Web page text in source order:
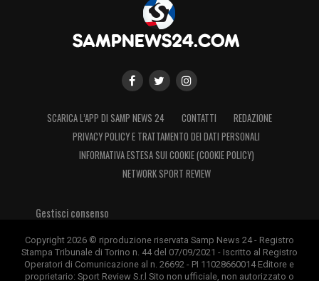
SCARICA L’APP DI SAMP NEWS 24 CONTATTI
REDAZIONE
PRIVACY POLICY E TRATTAMENTO DEI DATI PERSONALI
INFORMATIVA ESTESA SUI COOKIE (COOKIE POLICY)
NETWORK SPORT REVIEW
Gestisci consenso
Copyright 2026 © riproduzione riservata Samp News 24 - Registro
Stampa Tribunale di Torino n. 44 del 07/09/2021 - Iscritto al Registro
Operatori di Comunicazione al n. 26692 - PI 11028660014 Editore e
proprietario: Sport Review S.r.l Sito non ufficiale, non autorizzato o